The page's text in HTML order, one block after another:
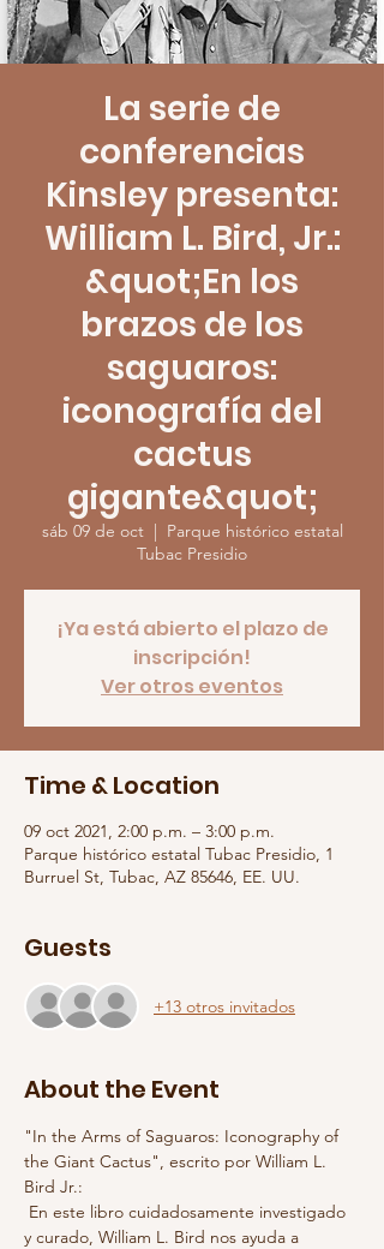
La serie de
conferencias
Kinsley presenta:
William L. Bird, Jr.:
&quot;En los
brazos de los
saguaros:
iconografía del
cactus
gigante&quot;
sáb 09 de oct
  |
Parque histórico estatal
Tubac Presidio
¡Ya está abierto el plazo de
inscripción!
Ver otros eventos
Time & Location
09 oct 2021, 2:00 p.m. – 3:00 p.m.
Parque histórico estatal Tubac Presidio, 1
Burruel St, Tubac, AZ 85646, EE. UU.
Guests
+13 otros invitados
About the Event
"In the Arms of Saguaros: Iconography of
the Giant Cactus", escrito por William L.
Bird Jr.:
y curado, William L. Bird nos ayuda a